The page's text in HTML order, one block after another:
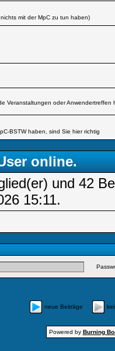
mit der MpC zu tun haben)
Veranstaltungen oder Anwendertreffen
BSTW haben, sind Sie hier richtig
online.
und 42
15:11.
neue Beiträge
Powered by Burning